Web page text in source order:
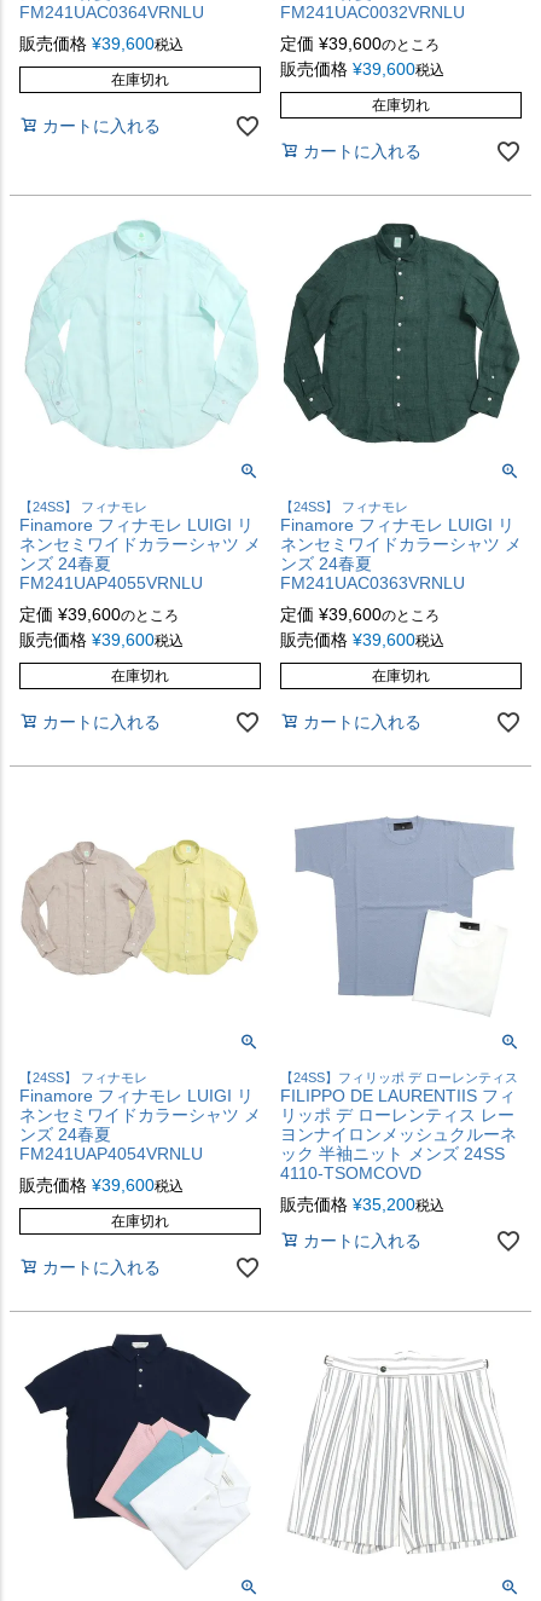
FM241UAC0364VRNLU
販売価格 ¥39,600税込
在庫切れ
カートに入れる
FM241UAC0032VRNLU
定価 ¥39,600のところ
販売価格 ¥39,600税込
在庫切れ
カートに入れる
【24SS】 フィナモレ
Finamore フィナモレ LUIGI リ
ネンセミワイドカラーシャツ メ
ンズ 24春夏
FM241UAP4055VRNLU
定価 ¥39,600のところ
販売価格 ¥39,600税込
在庫切れ
カートに入れる
【24SS】 フィナモレ
Finamore フィナモレ LUIGI リ
ネンセミワイドカラーシャツ メ
ンズ 24春夏
FM241UAC0363VRNLU
定価 ¥39,600のところ
販売価格 ¥39,600税込
在庫切れ
カートに入れる
【24SS】 フィナモレ
Finamore フィナモレ LUIGI リ
ネンセミワイドカラーシャツ メ
ンズ 24春夏
FM241UAP4054VRNLU
販売価格 ¥39,600税込
在庫切れ
カートに入れる
【24SS】フィリッポ デ ローレンティス
FILIPPO DE LAURENTIIS フィ
リッポ デ ローレンティス レー
ヨンナイロンメッシュクルーネ
ック 半袖ニット メンズ 24SS
4110-TSOMCOVD
販売価格 ¥35,200税込
カートに入れる